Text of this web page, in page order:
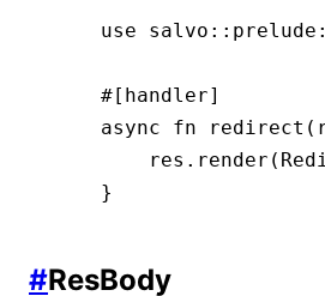
use salvo :: prelude
#[handler]
async fn redirect
    res
. render
}
#ResBody